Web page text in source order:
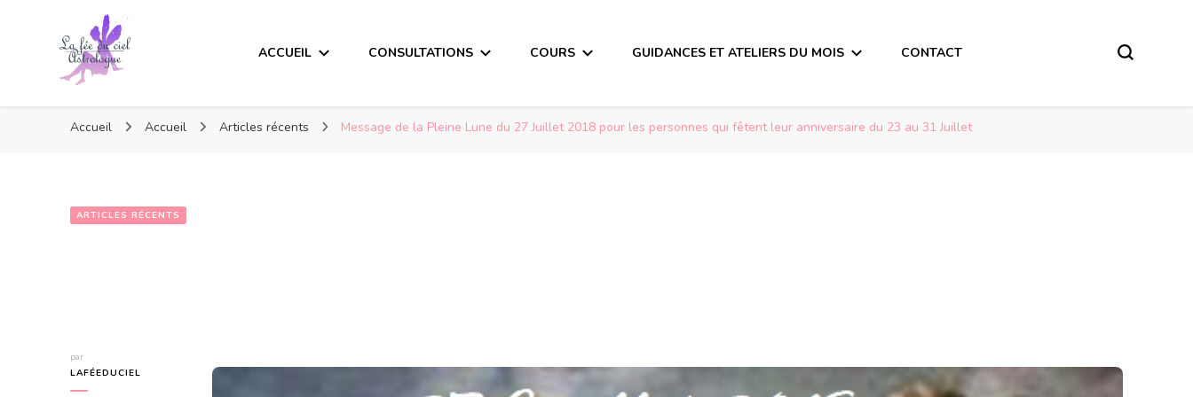
ACCUEIL CONSULTATIONS COURS GUIDANCES ET ATELIERS DU MOIS CONTACT
Accueil Accueil Articles récents Message de la Pleine Lune du 27 Juillet 2018 pour les personnes qui fêtent leur anniversaire du 23 au 31 Juillet
ARTICLES RÉCENTS
par
LAFÉEDUCIEL